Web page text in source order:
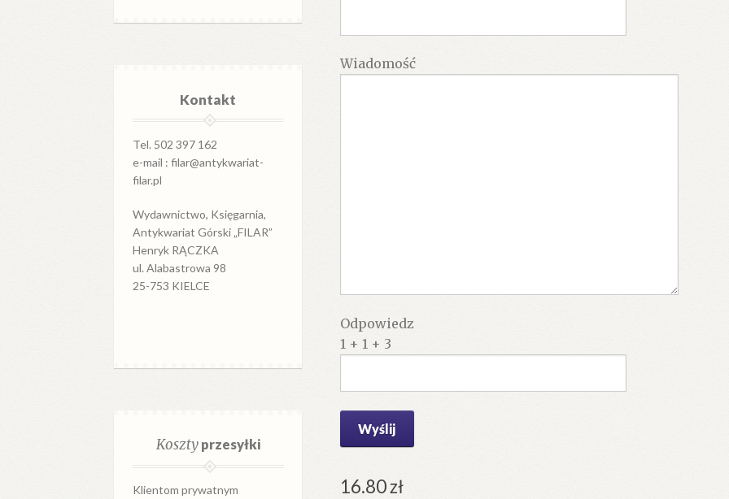
Wiadomość
Odpowiedz
1 + 1 + 3
16.80zł
Kontakt
Tel. 502 397 162
e-mail : filar@antykwariat-
filar.pl
Wydawnictwo, Księgarnia,
Antykwariat Górski „FILAR”
Henryk RĄCZKA
ul. Alabastrowa 98
25-753 KIELCE
Kosztyprzesyłki
Klientom prywatnym